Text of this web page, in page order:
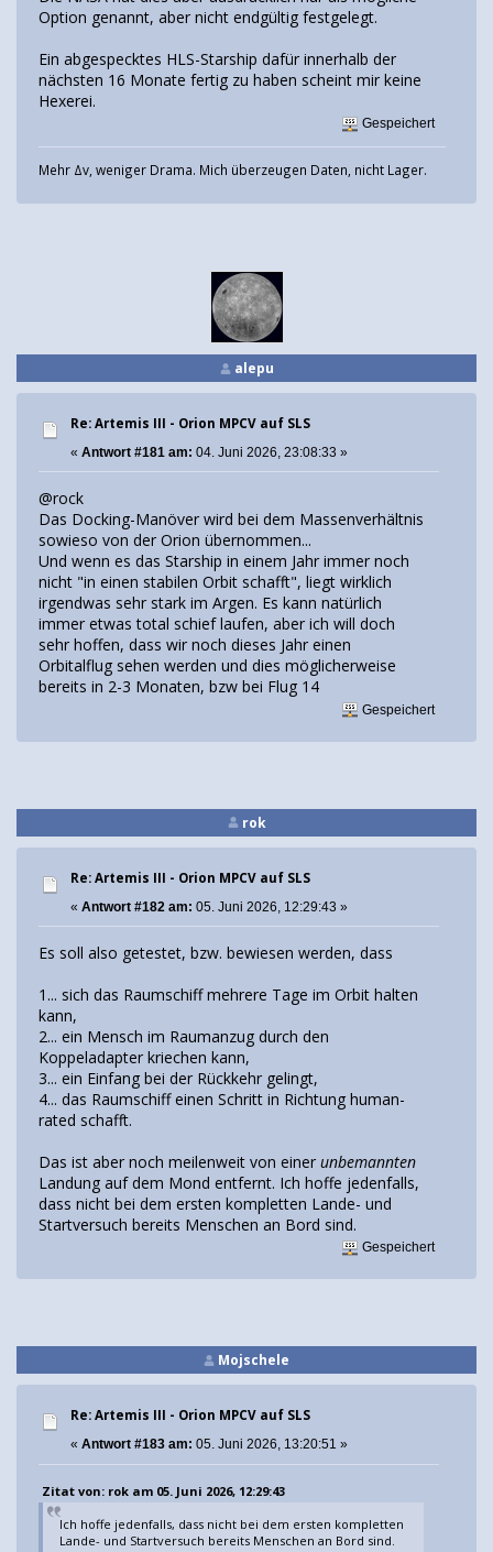
Option genannt, aber nicht endgültig festgelegt.
Ein abgespecktes HLS-Starship dafür innerhalb der
nächsten 16 Monate fertig zu haben scheint mir keine
Hexerei.
Gespeichert
Mehr Δv, weniger Drama. Mich überzeugen Daten, nicht Lager.
alepu
Re: Artemis III - Orion MPCV auf SLS
« Antwort #181 am: 04. Juni 2026, 23:08:33 »
@rock
Das Docking-Manöver wird bei dem Massenverhältnis
sowieso von der Orion übernommen...
Und wenn es das Starship in einem Jahr immer noch
nicht "in einen stabilen Orbit schafft", liegt wirklich
irgendwas sehr stark im Argen. Es kann natürlich
immer etwas total schief laufen, aber ich will doch
sehr hoffen, dass wir noch dieses Jahr einen
Orbitalflug sehen werden und dies möglicherweise
bereits in 2-3 Monaten, bzw bei Flug 14
Gespeichert
rok
Re: Artemis III - Orion MPCV auf SLS
« Antwort #182 am: 05. Juni 2026, 12:29:43 »
Es soll also getestet, bzw. bewiesen werden, dass
1... sich das Raumschiff mehrere Tage im Orbit halten
kann,
2... ein Mensch im Raumanzug durch den
Koppeladapter kriechen kann,
3... ein Einfang bei der Rückkehr gelingt,
4... das Raumschiff einen Schritt in Richtung human-
rated schafft.
Das ist aber noch meilenweit von einer unbemannten
Landung auf dem Mond entfernt. Ich hoffe jedenfalls,
dass nicht bei dem ersten kompletten Lande- und
Startversuch bereits Menschen an Bord sind.
Gespeichert
Mojschele
Re: Artemis III - Orion MPCV auf SLS
« Antwort #183 am: 05. Juni 2026, 13:20:51 »
Zitat von: rok am 05. Juni 2026, 12:29:43
Ich hoffe jedenfalls, dass nicht bei dem ersten kompletten
Lande- und Startversuch bereits Menschen an Bord sind.